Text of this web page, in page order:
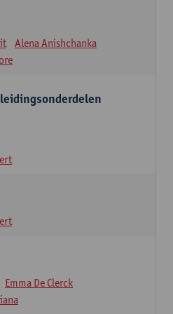
Alena Anishchanka
Emma De Clerck